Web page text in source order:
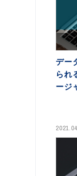
デー
られ
ージ